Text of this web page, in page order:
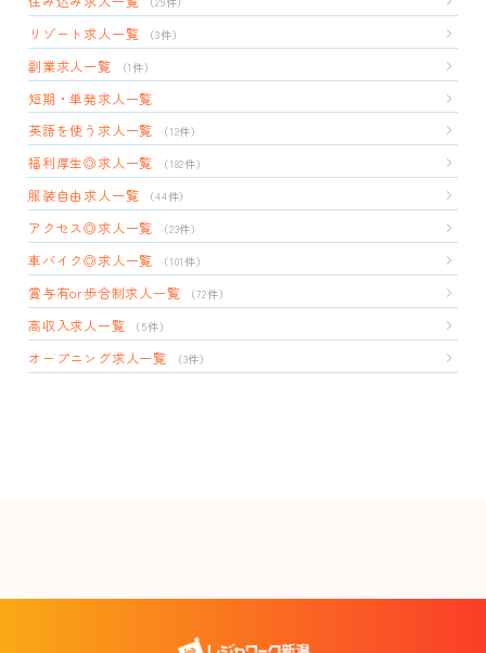
リゾート求人一覧 （3件）
副業求人一覧 （1件）
短期・単発求人一覧
英語を使う求人一覧
（12件）
福利厚生◎求人一覧 （182件）
服装自由求人一覧 （44件）
アクセス◎求人一覧 （23件）
車バイク◎求人一覧 （101件）
賞与有or歩合制求人一覧 （72件）
高収入求人一覧 （5件）
オープニング求人一覧 （3件）